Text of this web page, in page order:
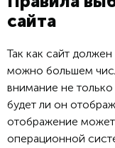
сайта
Так как сайт
можно большем
внимание не
будет ли он
отображение
операционной